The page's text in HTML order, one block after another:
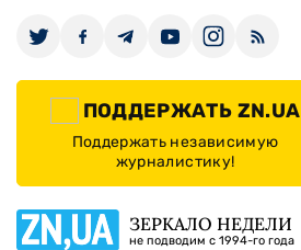
ПОДДЕРЖАТЬ ZN.UA
Поддержать независимую
журналистику!
ЗЕРКАЛО НЕДЕЛИ
не подводим с 1994-го года